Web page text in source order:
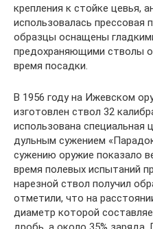
крепления к стойке цевья,
использовалась прессовая
образцы оснащены
предохраняющими стволы
время посадки.
В 1956 году на Ижевском
изготовлен ствол 32
использована специальная
дульным сужением
сужению оружие показало
время полевых испытаний
нарезной ствол получил
отметили, что на
диаметр которой